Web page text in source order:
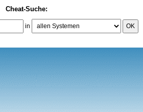
Cheat-Suche:
in OK